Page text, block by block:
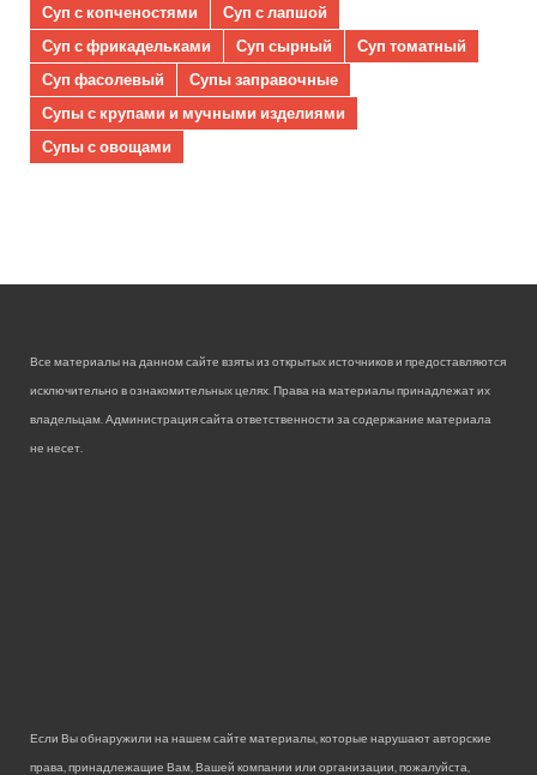
Суп с копченостями
Суп с лапшой
Суп с фрикадельками
Суп сырный
Суп томатный
Суп фасолевый
Супы заправочные
Супы с крупами и мучными изделиями
Супы с овощами
Все материалы на данном сайте взяты из открытых источников и предоставляются
исключительно в ознакомительных целях. Права на материалы принадлежат их
владельцам. Администрация сайта ответственности за содержание материала
не несет.
Если Вы обнаружили на нашем сайте материалы, которые нарушают авторские
права, принадлежащие Вам, Вашей компании или организации, пожалуйста,